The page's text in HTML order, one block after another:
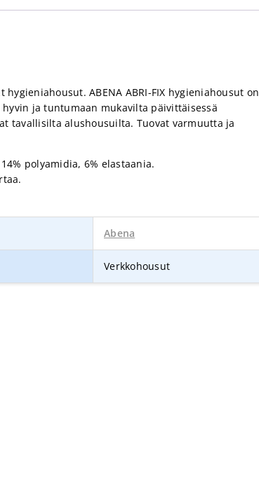
ABENA ABRI-FIX hygieniahousut on
ja tuntumaan mukavilta päivittäisessä
tavallisilta alushousuilta. Tuovat varmuutta ja
polyamidia, 6% elastaania.
Abena
Verkkohousut